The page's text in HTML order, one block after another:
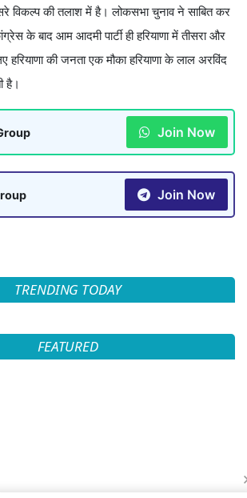
विकल्प की तलाश में है। लोकसभा चुनाव ने साबित कर
के बाद आम आदमी पार्टी ही हरियाणा में तीसरा और
की जनता एक मौका हरियाणा के लाल अरविंद
है।
Join Now
Join Now
TRENDING TODAY
FEATURED